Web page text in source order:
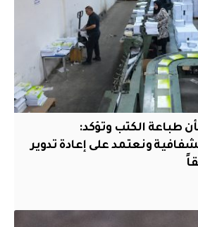
طباعة الكتب وتؤكد:
ونعتمد على إعادة تدوير